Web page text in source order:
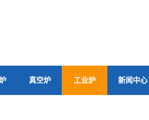
真空炉 工业炉 新闻中心